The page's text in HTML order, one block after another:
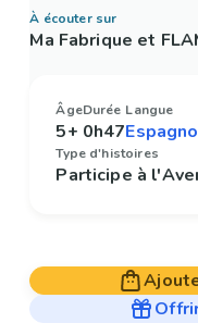
À écouter sur
Ma Fabrique et
Âge
5+
Durée
0h47
Langue
Type d'histoires
Participe à